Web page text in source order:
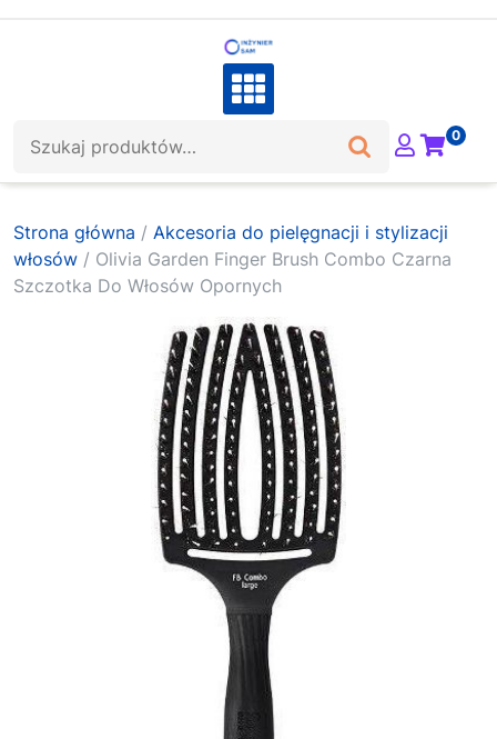
0
Strona główna / Akcesoria do pielęgnacji i stylizacji
włosów / Olivia Garden Finger Brush Combo Czarna
Szczotka Do Włosów Opornych